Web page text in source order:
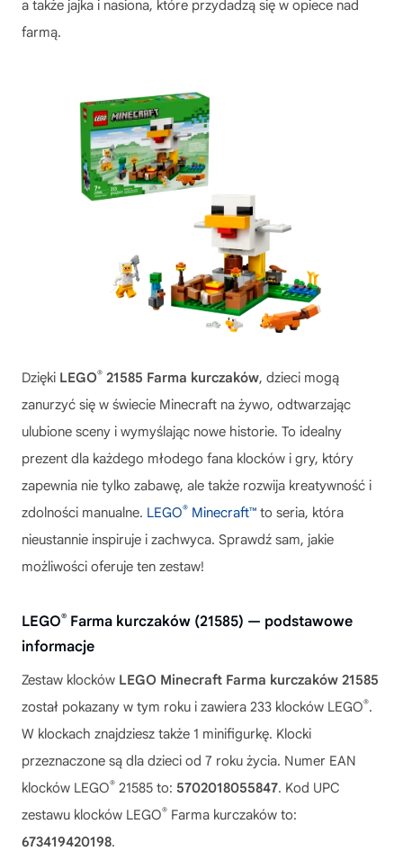
a także jajka i nasiona, które przydadzą się w opiece nad
farmą.
Dzięki LEGO® 21585 Farma kurczaków, dzieci mogą
zanurzyć się w świecie Minecraft na żywo, odtwarzając
ulubione sceny i wymyślając nowe historie. To idealny
prezent dla każdego młodego fana klocków i gry, który
zapewnia nie tylko zabawę, ale także rozwija kreatywność i
zdolności manualne. LEGO® Minecraft™ to seria, która
nieustannie inspiruje i zachwyca. Sprawdź sam, jakie
możliwości oferuje ten zestaw!
LEGO® Farma kurczaków (21585) — podstawowe
informacje
Zestaw klocków LEGO Minecraft Farma kurczaków 21585
został pokazany w tym roku i zawiera 233 klocków LEGO®.
W klockach znajdziesz także 1 minifigurkę. Klocki
przeznaczone są dla dzieci od 7 roku życia. Numer EAN
klocków LEGO® 21585 to: 5702018055847. Kod UPC
zestawu klocków LEGO® Farma kurczaków to:
673419420198.